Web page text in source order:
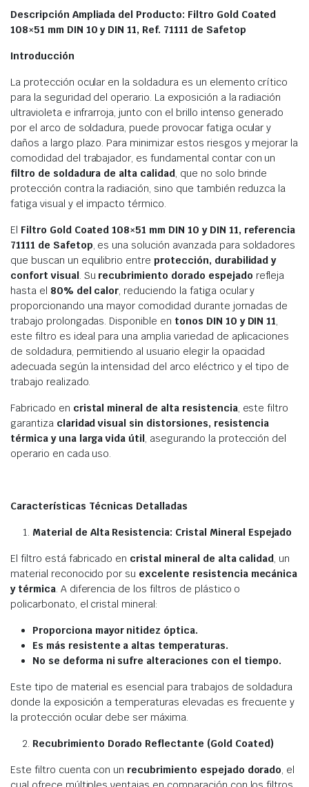
Descripción Ampliada del Producto: Filtro Gold Coated
108×51 mm DIN 10 y DIN 11, Ref. 71111 de Safetop
Introducción
La protección ocular en la soldadura es un elemento crítico
para la seguridad del operario. La exposición a la radiación
ultravioleta e infrarroja, junto con el brillo intenso generado
por el arco de soldadura, puede provocar fatiga ocular y
daños a largo plazo. Para minimizar estos riesgos y mejorar la
comodidad del trabajador, es fundamental contar con un
filtro de soldadura de alta calidad, que no solo brinde
protección contra la radiación, sino que también reduzca la
fatiga visual y el impacto térmico.
El Filtro Gold Coated 108×51 mm DIN 10 y DIN 11, referencia
71111 de Safetop, es una solución avanzada para soldadores
que buscan un equilibrio entreprotección, durabilidad y
confort visual. Su recubrimiento dorado espejado refleja
hasta el 80% del calor, reduciendo la fatiga ocular y
proporcionando una mayor comodidad durante jornadas de
trabajo prolongadas. Disponible en tonos DIN 10 y DIN 11,
este filtro es ideal para una amplia variedad de aplicaciones
de soldadura, permitiendo al usuario elegir la opacidad
adecuada según la intensidad del arco eléctrico y el tipo de
trabajo realizado.
Fabricado en cristal mineral de alta resistencia, este filtro
garantiza claridad visual sin distorsiones, resistencia
térmica y una larga vida útil, asegurando la protección del
operario en cada uso.
Características Técnicas Detalladas
Material de Alta Resistencia: Cristal Mineral Espejado
El filtro está fabricado en cristal mineral de alta calidad, un
material reconocido por su excelente resistencia mecánica
y térmica. A diferencia de los filtros de plástico o
policarbonato, el cristal mineral:
Proporciona mayor nitidez óptica.
Es más resistente a altas temperaturas.
No se deforma ni sufre alteraciones con el tiempo.
Este tipo de material es esencial para trabajos de soldadura
donde la exposición a temperaturas elevadas es frecuente y
la protección ocular debe ser máxima.
Recubrimiento Dorado Reflectante (Gold Coated)
Este filtro cuenta con un recubrimiento espejado dorado, el